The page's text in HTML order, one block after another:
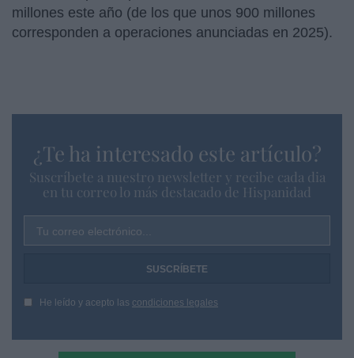
millones este año (de los que unos 900 millones
corresponden a operaciones anunciadas en 2025).
¿Te ha interesado este artículo?
Suscríbete a nuestro newsletter y recibe cada dia
en tu correo lo más destacado de Hispanidad
Tu correo electrónico...
He leído y acepto las condiciones legales